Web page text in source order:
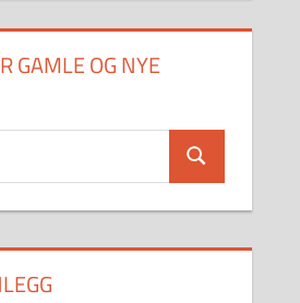
GAMLE OG NYE
Search